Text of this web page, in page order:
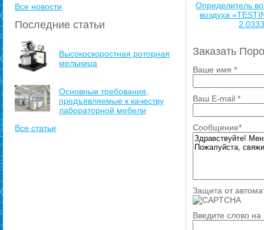
Все новости
Последние статьи
Высокоскоростная роторная
мельница
Основные требования,
предъявляемые к качеству
лабораторной мебели
Все статьи
Определитель
воздуха
2.0333
Заказать
Ваше имя *
Ваш E-mail *
Сообщение*
Защита от
Введите слово на